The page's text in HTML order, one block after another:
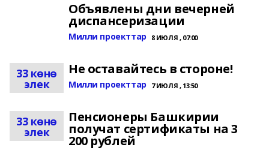
Объявлены дни вечерней
диспансеризации
Милли проекттар 8 ИЮЛЯ , 07:00
33 көнө
элек
Не оставайтесь в стороне!
Милли проекттар 7 ИЮЛЯ , 13:50
33 көнө
элек
Пенсионеры Башкирии
получат сертификаты на 3
200 рублей